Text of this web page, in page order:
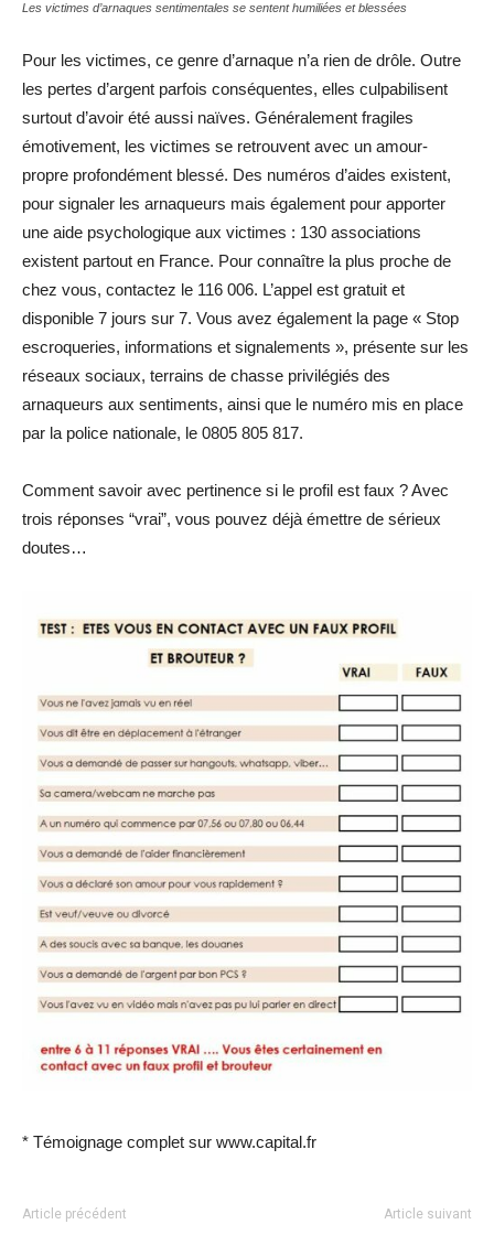
Les victimes d’arnaques sentimentales se sentent humiliées et blessées
Pour les victimes, ce genre d’arnaque n’a rien de drôle. Outre
les pertes d’argent parfois conséquentes, elles culpabilisent
surtout d’avoir été aussi naïves. Généralement fragiles
émotivement, les victimes se retrouvent avec un amour-
propre profondément blessé. Des numéros d’aides existent,
pour signaler les arnaqueurs mais également pour apporter
une aide psychologique aux victimes : 130 associations
existent partout en France. Pour connaître la plus proche de
chez vous, contactez le 116 006. L’appel est gratuit et
disponible 7 jours sur 7. Vous avez également la page « Stop
escroqueries, informations et signalements », présente sur les
réseaux sociaux, terrains de chasse privilégiés des
arnaqueurs aux sentiments, ainsi que le numéro mis en place
par la police nationale, le 0805 805 817.
Comment savoir avec pertinence si le profil est faux ? Avec
trois réponses “vrai”, vous pouvez déjà émettre de sérieux
doutes…
* Témoignage complet sur www.capital.fr
Article précédent Article suivant